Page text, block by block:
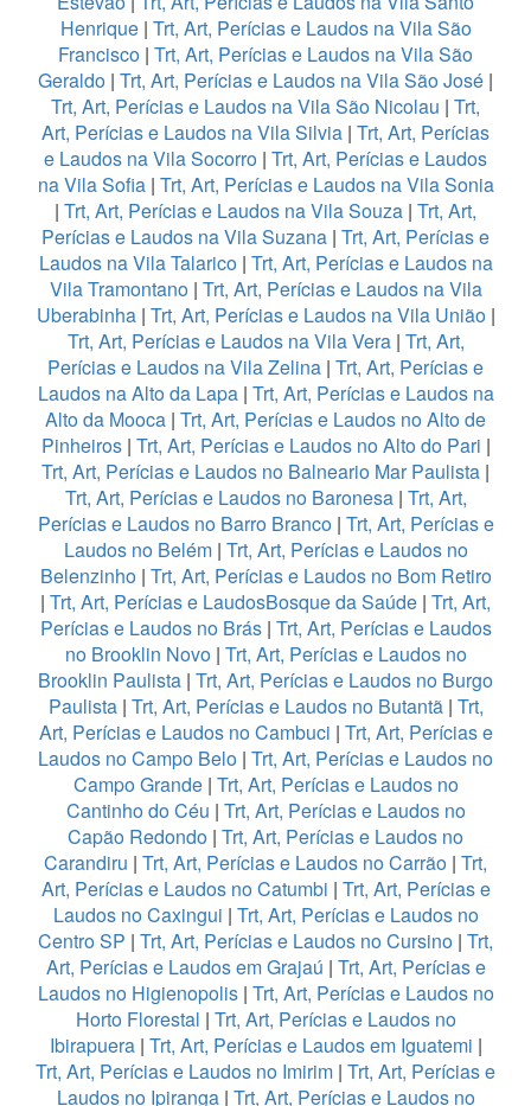
Henrique| Trt, Art, Perícias e Laudos na Vila São
Francisco | Trt, Art, Perícias e Laudos na Vila São
Geraldo | Trt, Art, Perícias e Laudos na Vila São José |
Trt, Art, Perícias e Laudos na Vila São Nicolau | Trt,
Art, Perícias e Laudos na Vila Silvia | Trt, Art, Perícias
e Laudos na Vila Socorro | Trt, Art, Perícias e Laudos
na Vila Sofia| Trt, Art, Perícias e Laudos na Vila Sonia
| Trt, Art, Perícias e Laudos na Vila Souza | Trt, Art,
Perícias e Laudos na Vila Suzana | Trt, Art, Perícias e
Laudos na Vila Talarico| Trt, Art, Perícias e Laudos na
Vila Tramontano| Trt, Art, Perícias e Laudos na Vila
Uberabinha| Trt, Art, Perícias e Laudos na Vila União|
Trt, Art, Perícias e Laudos na Vila Vera| Trt, Art,
Perícias e Laudos na Vila Zelina | Trt, Art, Perícias e
Laudos na Alto da Lapa| Trt, Art, Perícias e Laudos na
Alto da Mooca | Trt, Art, Perícias e Laudos no Alto de
Pinheiros| Trt, Art, Perícias e Laudos no Alto do Pari |
Trt, Art, Perícias e Laudos no Balneario Mar Paulista |
Trt, Art, Perícias e Laudos no Baronesa| Trt, Art,
Perícias e Laudos no Barro Branco| Trt, Art, Perícias e
Laudos no Belém| Trt, Art, Perícias e Laudos no
Belenzinho| Trt, Art, Perícias e Laudos no Bom Retiro
| Trt, Art, Perícias e LaudosBosque da Saúde | Trt, Art,
Perícias e Laudos no Brás| Trt, Art, Perícias e Laudos
no Brooklin Novo| Trt, Art, Perícias e Laudos no
Brooklin Paulista | Trt, Art, Perícias e Laudos no Burgo
Paulista| Trt, Art, Perícias e Laudos no Butantã| Trt,
Art, Perícias e Laudos no Cambuci | Trt, Art, Perícias e
Laudos no Campo Belo | Trt, Art, Perícias e Laudos no
Campo Grande| Trt, Art, Perícias e Laudos no
Cantinho do Céu | Trt, Art, Perícias e Laudos no
Capão Redondo | Trt, Art, Perícias e Laudos no
Carandiru | Trt, Art, Perícias e Laudos no Carrão | Trt,
Art, Perícias e Laudos no Catumbi | Trt, Art, Perícias e
Laudos no Caxingui | Trt, Art, Perícias e Laudos no
Centro SP | Trt, Art, Perícias e Laudos no Cursino | Trt,
Art, Perícias e Laudos em Grajaú | Trt, Art, Perícias e
Laudos no Higienopolis| Trt, Art, Perícias e Laudos no
Horto Florestal | Trt, Art, Perícias e Laudos no
Ibirapuera| Trt, Art, Perícias e Laudos em Iguatemi |
Trt, Art, Perícias e Laudos no Imirim | Trt, Art, Perícias e
Laudos no Ipiranga| Trt, Art, Perícias e Laudos no